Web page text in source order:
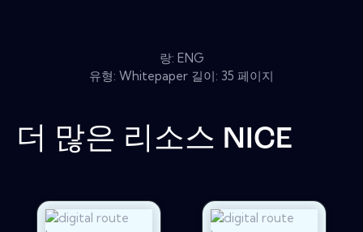
랑: ENG
유형: Whitepaper 길이: 35 페이지
더 많은 리소스 NICE